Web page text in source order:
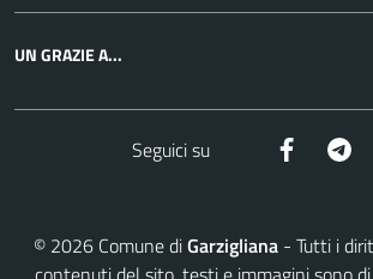
UN GRAZIE A...
Seguici su Facebook
© 2026Comune diGarzigliana- Tutti i